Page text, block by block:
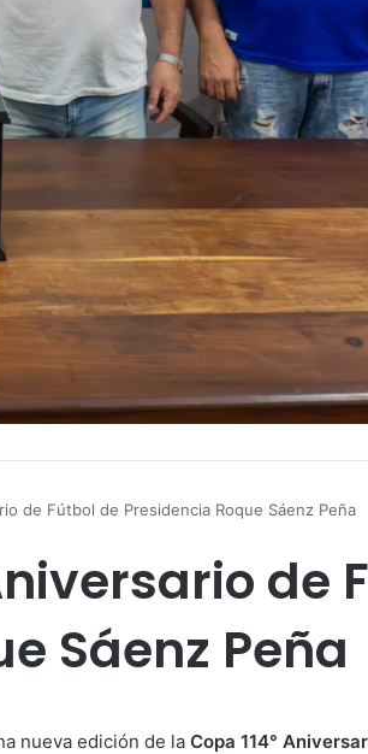
de Fútbol de Presidencia Roque Sáenz Peña
de
Sáenz Peña
nueva edición de la Copa 114°